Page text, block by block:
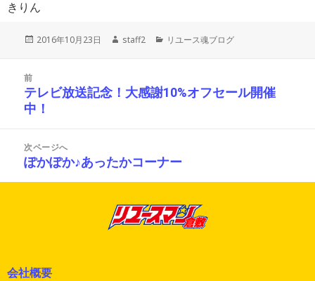
きりん
投
2016年10月23日
作
staff2
カ
ー
リユース魂ブログ
前
前
の
稿:
テレビ放送記念！大感謝10%オフセール開催
中！
次ページへ
次
の
ぽかぽか♪あったかコーナー
会社概要